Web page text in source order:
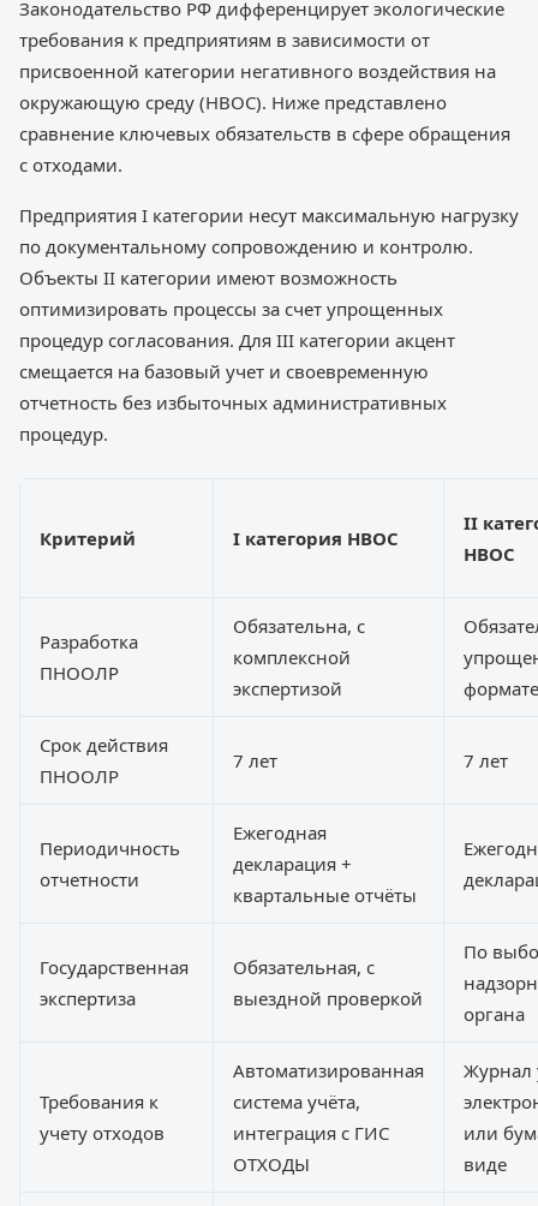
Законодательство РФ дифференцирует экологические
требования к предприятиям в зависимости от
присвоенной категории негативного воздействия на
окружающую среду (НВОС). Ниже представлено
сравнение ключевых обязательств в сфере обращения
с отходами.
Предприятия I категории несут максимальную нагрузку
по документальному сопровождению и контролю.
Объекты II категории имеют возможность
оптимизировать процессы за счет упрощенных
процедур согласования. Для III категории акцент
смещается на базовый учет и своевременную
отчетность без избыточных административных
процедур.
Критерий I категория НВОС
II
НВОС
Разработка
ПНООЛР
Обязательна, с
комплексной
экспертизой
формате
Срок действия
ПНООЛР
7 лет 7 лет
Периодичность
отчетности
Ежегодная
декларация +
квартальные отчёты
Государственная
экспертиза
Обязательная, с
выездной проверкой
По
органа
Требования к
учету отходов
Автоматизированная
система учёта,
интеграция с ГИС
ОТХОДЫ
Журнал
или
виде